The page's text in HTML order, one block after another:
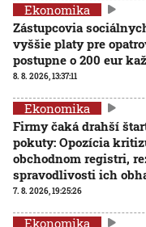
Ekonomika
Zástupcovia
vyššie platy pre
postupne o 200 eur
8. 8. 2026, 13:37:11
Ekonomika
Firmy čaká drahší
pokuty: Opozícia
obchodnom registri,
spravodlivosti ich
7. 8. 2026, 19:25:26
Ekonomika